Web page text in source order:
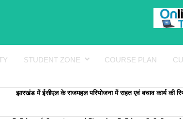
STUDENT ZONE COURSE PLAN
झारखंड में ईसीएल के राजमहल परियोजना में राहत एवं बचाव कार्य की